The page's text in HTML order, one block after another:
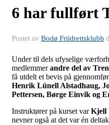
6 har fullført
Postet av Bodø Friidrettsklubb
Under til dels ufyselige
medlemmerandre del av
få utdelt et bevis på
Henrik Lünell Alstadhaug,
Pettersen, Børge Einvik og
Instruktører på kurset varKjell
nevner også at det var én